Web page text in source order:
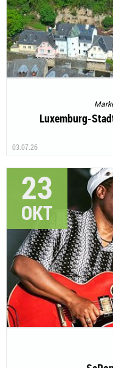
Luxemburg-
03.07.26
23
OKT